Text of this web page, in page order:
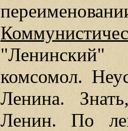
комсомол.
Ленина.
Ленин. По